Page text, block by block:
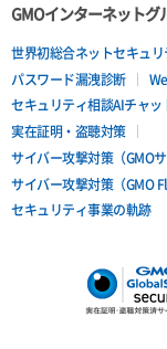
GMOインターネット
世界初総合ネットセキュリ
パスワード漏洩診断
セキュリティ相談AIチャッ
実在証明・盗聴対策
サイバー攻撃対策（GMO
サイバー攻撃対策（GMO
セキュリティ事業の軌跡